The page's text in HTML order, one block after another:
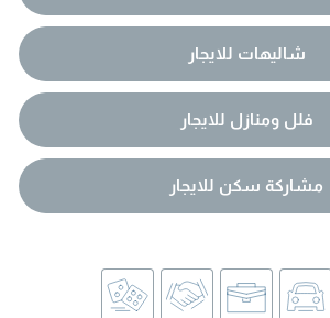
شاليهات للايجار
فلل ومنازل للايجار
مشاركة سكن للايجار